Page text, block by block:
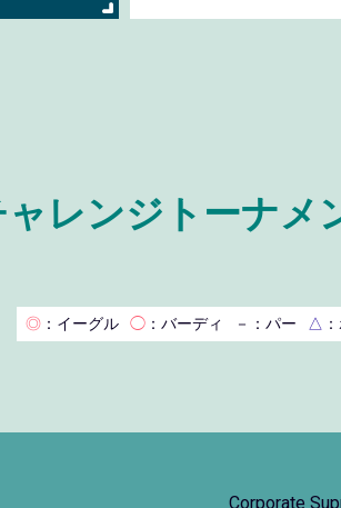
レンジトーナ
◎ ：イーグル ◯ ：バーディ － ：パー △
Corporate